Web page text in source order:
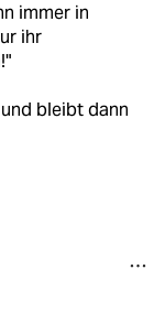
immer in
ihr
bleibt dann